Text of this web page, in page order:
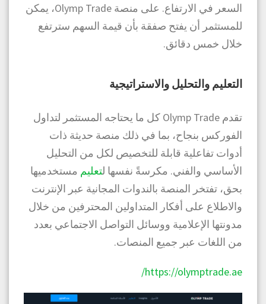
السعر في الارتفاع. على منصة Olymp Trade، يمكن
للمستثمر أن يفتح صفقة بأن قيمة السهم سترتفع
خلال خمس دقائق.
التعليم والتحليل والاستراتيجية
تقدم Olymp Trade كل ما يحتاجه المستثمر لتداول
الفوركس بنجاح، بما في ذلك منصة حديثة ذات
أدوات تفاعلية قابلة للتخصيص لكل من التحليل
الأساسي والفني. مكرسةً نفسها لتعليم مستخدميها
بحق، تفتخر المنصة بالندوات المجانية عبر الإنترنت
والاطلاع على أفكار المتداولين المحترفين من خلال
مدونتها الإعلامية ووسائل التواصل الاجتماعي بعدد
من اللغات عبر جميع المنصات.
https://olymptrade.ae/